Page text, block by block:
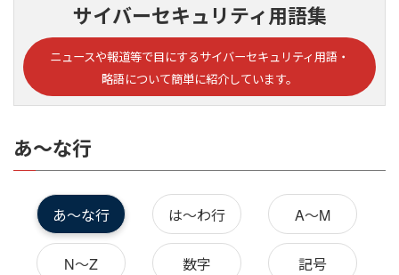
サイバーセキュリティ用語集
ニュースや報道等で目にするサイバーセキュリティ用語・
略語について簡単に紹介しています。
あ～な行
あ～な行 は～わ行 A～M
N～Z 数字 記号